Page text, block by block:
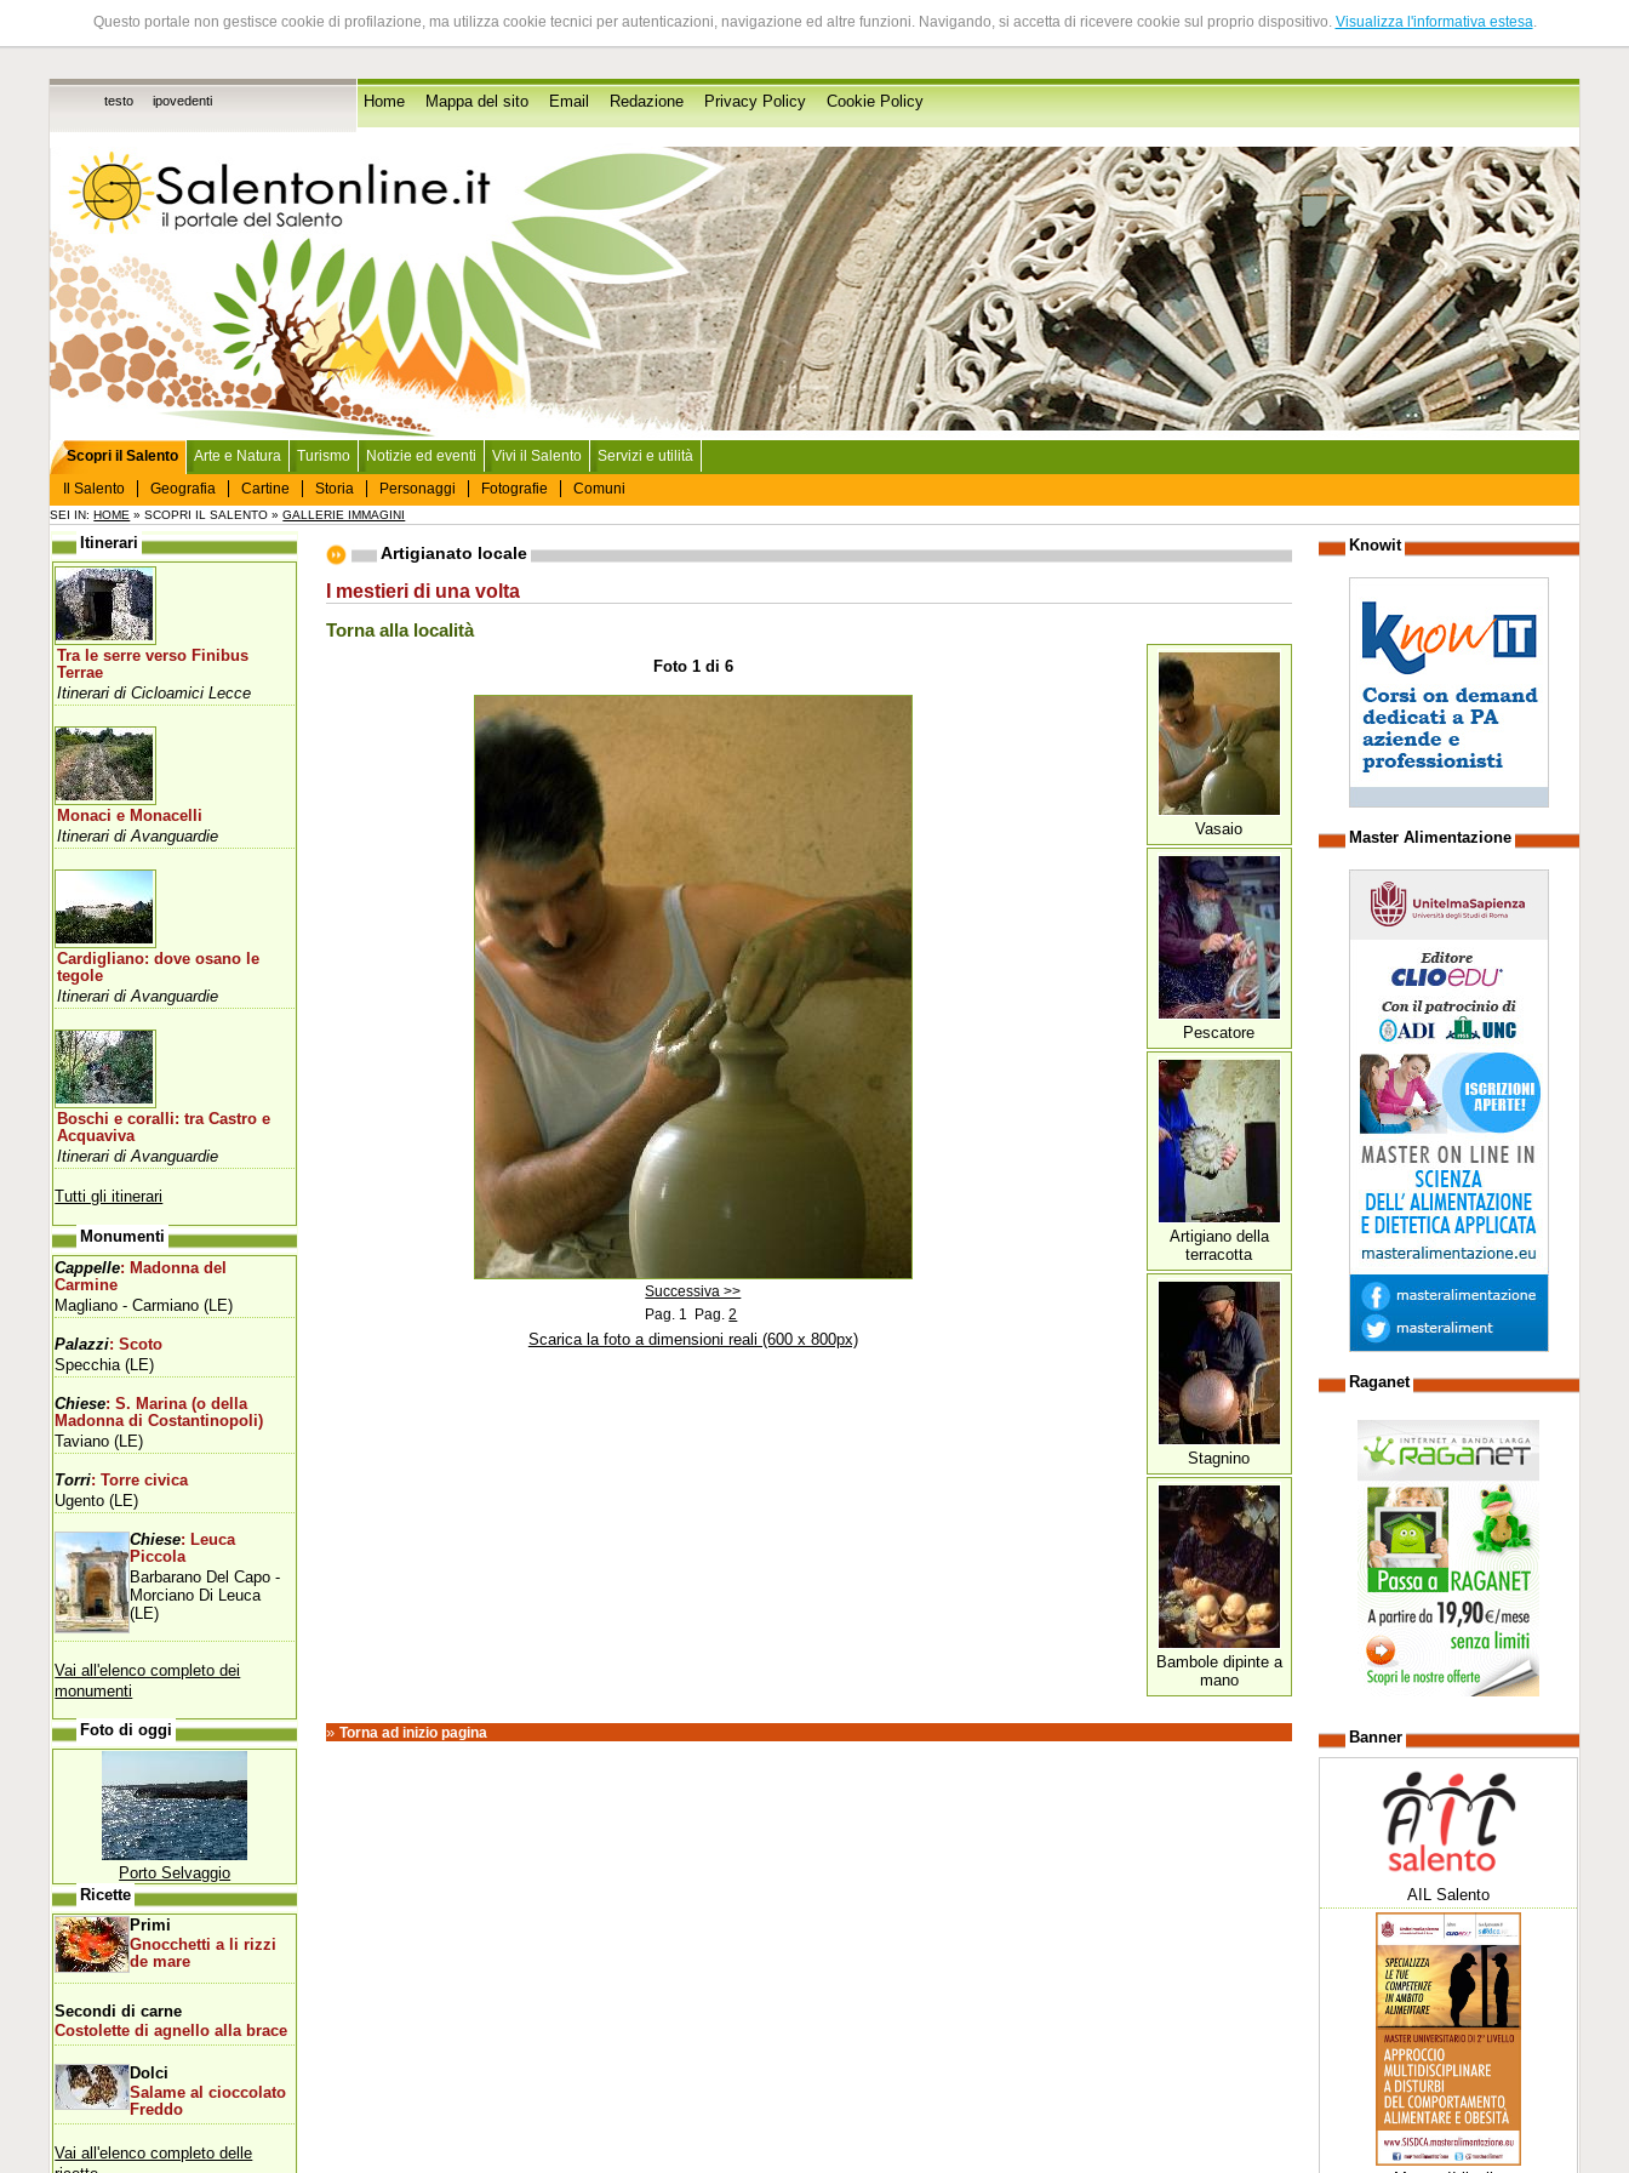
Questo portale non gestisce cookie di profilazione, ma utilizza cookie tecnici per autenticazioni, navigazione ed altre funzioni. Navigando, si accetta di ricevere cookie sul proprio dispositivo. Visualizza l'informativa estesa.
testo ipovedenti Home Mappa del sito Email Redazione Privacy Policy Cookie Policy
Scopri il Salento
Il Salento
Geografia Cartine Storia Personaggi Fotografie Comuni
Arte e Natura Turismo Notizie ed eventi Vivi il Salento Servizi e utilità
SEI IN:HOME » SCOPRI IL SALENTO »GALLERIE IMMAGINI
Artigianato locale
I mestieri di una volta
Torna alla località
Vasaio
Pescatore
Artigiano della
terracotta
Stagnino
Bambole dipinte a
mano
Foto 1 di 6
Successiva >>
Pag. 1 Pag.2
Scarica la foto a dimensioni reali (600 x 800px)
»Torna ad inizio pagina
Itinerari
Tra le serre verso Finibus
Terrae
Itinerari di Cicloamici Lecce
Monaci e Monacelli
Itinerari di Avanguardie
Cardigliano: dove osano le
tegole
Itinerari di Avanguardie
Boschi e coralli: tra Castro e
Acquaviva
Itinerari di Avanguardie
Tutti gli itinerari
Monumenti
Cappelle: Madonna del
Carmine
Magliano - Carmiano (LE)
Palazzi: Scoto
Specchia (LE)
Chiese: S. Marina (o della
Madonna di Costantinopoli)
Taviano (LE)
Torri: Torre civica
Ugento (LE)
Chiese: Leuca
Piccola
Barbarano Del Capo -
Morciano Di Leuca
(LE)
Vai all'elenco completo dei
monumenti
Foto di oggi
Porto Selvaggio
Ricette
Primi
Gnocchetti a li rizzi
de mare
Secondi di carne
Costolette di agnello alla brace
Dolci
Salame al cioccolato
Freddo
Vai all'elenco completo delle
Knowit
Master Alimentazione
Raganet
Banner
AIL Salento